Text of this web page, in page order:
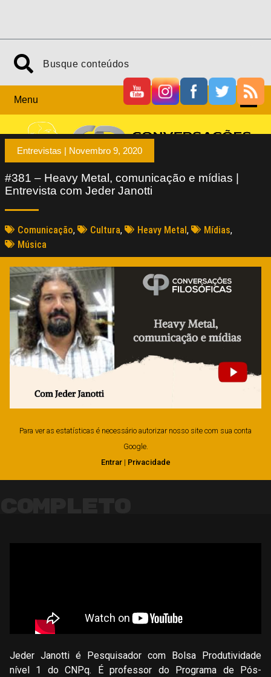
Menu
Entrevistas | Novembro 9, 2020
#381 – Heavy Metal, comunicação e mídias |
Entrevista com Jeder Janotti
Comunicação, Cultura, Heavy Metal , Mídias,
Música
Para ver as estatísticas é necessário autorizar nosso site com sua conta
Google.
Entrar| Privacidade
Jeder Janotti é Pesquisador com Bolsa Produtividade
nível 1 do CNPq. É professor do Programa de Pós-